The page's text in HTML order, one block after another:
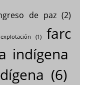
de paz(2)
explotación (1)
farc
indígena
(6)